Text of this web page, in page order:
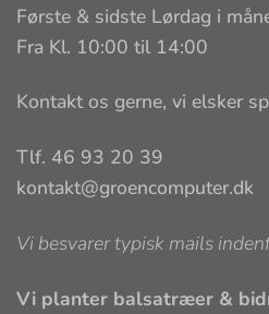
Første & sidste Lørdag i
Fra Kl. 10:00 til 14:00
Kontakt os gerne, vi elsker
Tlf. 46 93 20 39
kontakt@groencomputer.dk
Vi besvarer typisk mails
Vi planter balsatræer &